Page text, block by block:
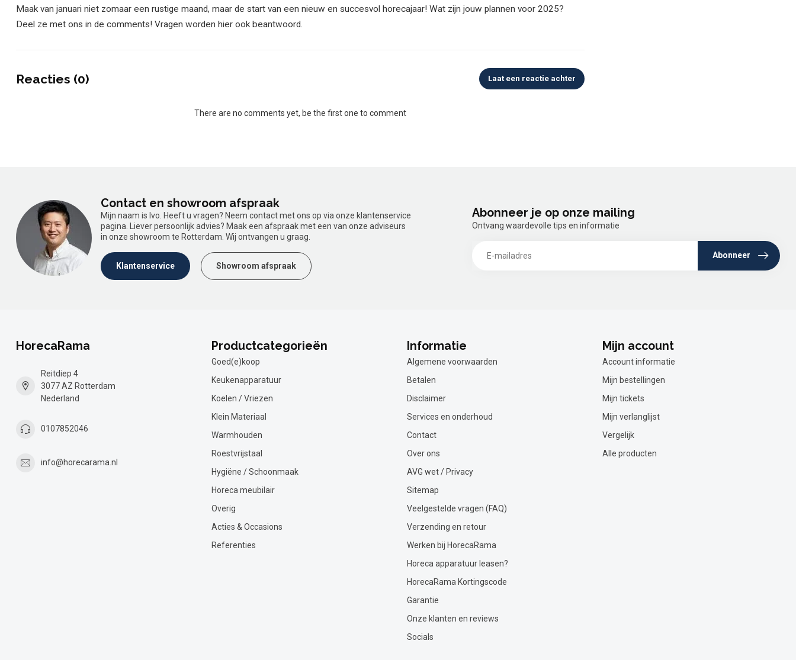
Maak van januari niet zomaar een rustige maand, maar de start van een nieuw en succesvol horecajaar! Wat zijn jouw plannen voor 2025?
Deel ze met ons in de comments! Vragen worden hier ook beantwoord.
Reacties (0) Laat een reactie achter
There are no comments yet, be the first one to comment
Contact en showroom afspraak
Mijn naam is Ivo. Heeft u vragen? Neem contact met ons op via onze klantenservice
pagina. Liever persoonlijk advies? Maak een afspraak met een van onze adviseurs
in onze showroom te Rotterdam. Wij ontvangen u graag.
Klantenservice Showroom afspraak
Abonneer je op onze mailing
Ontvang waardevolle tips en informatie
Abonneer
HorecaRama
Reitdiep 4
3077 AZ Rotterdam
Nederland
0107852046
info@horecarama.nl
Productcategorieën
Goed(e)koop
Keukenapparatuur
Koelen / Vriezen
Klein Materiaal
Warmhouden
Roestvrijstaal
Hygiëne / Schoonmaak
Horeca meubilair
Overig
Acties & Occasions
Referenties
Informatie
Algemene voorwaarden
Betalen
Disclaimer
Services en onderhoud
Contact
Over ons
AVG wet / Privacy
Sitemap
Veelgestelde vragen (FAQ)
Verzending en retour
Werken bij HorecaRama
Horeca apparatuur leasen?
HorecaRama Kortingscode
Garantie
Onze klanten en reviews
Socials
Mijn account
Account informatie
Mijn bestellingen
Mijn tickets
Mijn verlanglijst
Vergelijk
Alle producten